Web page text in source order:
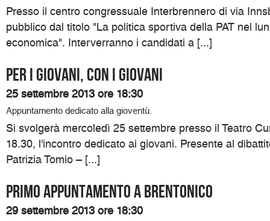
Presso il centro congressuale Interbrennero di via
pubblico dal titolo "La politica sportiva della PAT nel
economica". Interverranno i candidati a [...]
Per i giovani, con i giovani
25 settembre 2013 ore 18:30
Appuntamento dedicato alla gioventù.
Si svolgerà mercoledì 25 settembre presso il Teatro
18.30, l'incontro dedicato ai giovani. Presente al
Patrizia Tomio – [...]
Primo appuntamento a Brentonico
29 settembre 2013 ore 18:30